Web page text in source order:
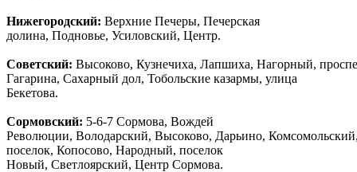
Нижегородский: Верхние Печеры, Печерская
долина, Подновье, Усиловский, Центр.
Советский: Высоково, Кузнечиха, Лапшиха, Нагорный,
Гагарина, Сахарный дол, Тобольские казармы, улица
Бекетова.
Сормовский: 5-6-7 Сормова, Вождей
Революции, Володарский, Высоково, Дарьино,
поселок, Копосово, Народный, поселок
Новый, Светлоярский, Центр Сормова.